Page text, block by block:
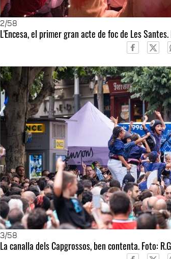
2/58
L'Encesa, el primer gran acte de foc de Les
3/58
La canalla dels Capgrossos, ben contenta. Foto: